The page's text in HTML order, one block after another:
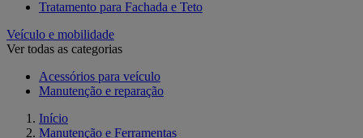
Tratamento para Fachada e Teto
Veículo e mobilidade
Ver todas as categorias
Acessórios para veículo
Manutenção e reparação
Início
Manutenção e Ferramentas